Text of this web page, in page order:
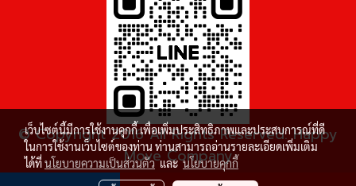
© Copyright 2016 All Rights Reserved. Happy
Move Company
เว็บไซต์นี้มีการใช้งานคุกกี้ เพื่อเพิ่มประสิทธิภาพและประสบการณ์ที่ดี
ในการใช้งานเว็บไซต์ของท่าน ท่านสามารถอ่านรายละเอียดเพิ่มเติม
ได้ที่นโยบายความเป็นส่วนตัวและนโยบายคุกกี้